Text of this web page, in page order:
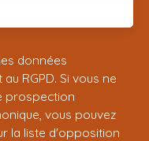
données
RGPD. Si vous ne
prospection
vous pouvez
la liste d'opposition